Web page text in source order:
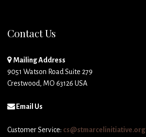
Contact Us
Mailing Address
9051 Watson Road Suite 279
Crestwood, MO 63126 USA
Email Us
Customer Service: cs@stmarcelinitiative.org